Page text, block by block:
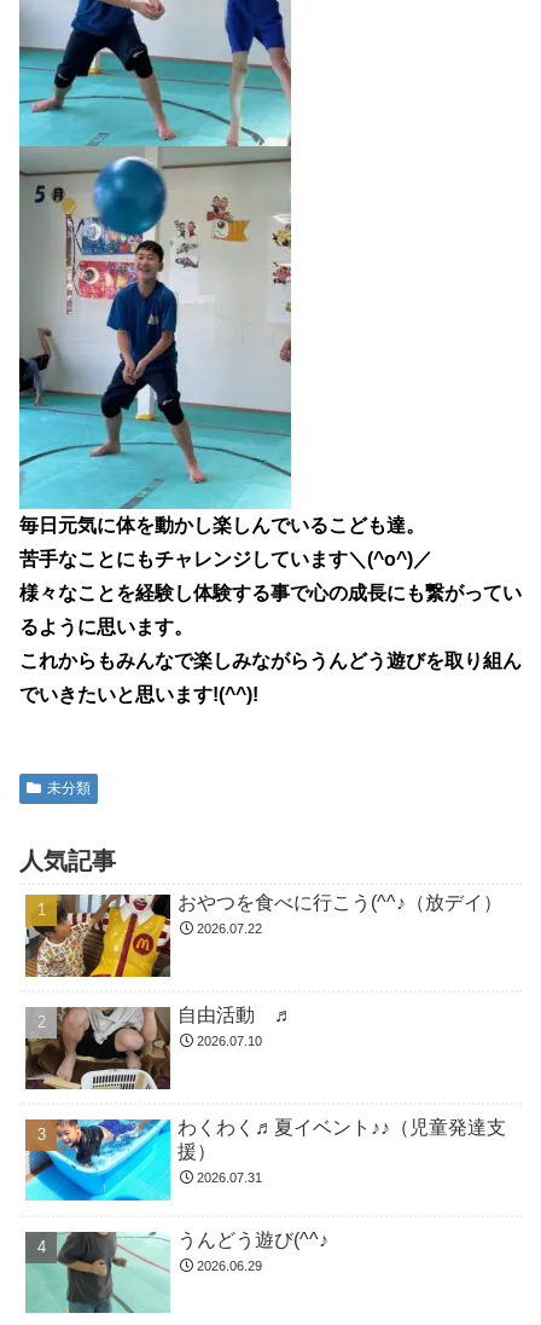
毎日元気に体を動かし楽しんでいるこども達。
苦手なことにもチャレンジしています＼(^o^)／
様々なことを経験し体験する事で心の成長にも繋がってい
るように思います。
これからもみんなで楽しみながらうんどう遊びを取り組ん
でいきたいと思います!(^^)!
未分類
人気記事
おやつを食べに行こう(^^♪（放デイ）
2026.07.22
自由活動 ♬
2026.07.10
わくわく♬夏イベント♪♪（児童発達支
援）
2026.07.31
うんどう遊び(^^♪
2026.06.29